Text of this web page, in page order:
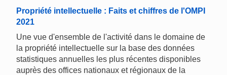
Propriété intellectuelle : Faits et chiffres de l'OMPI
2021
Une vue d'ensemble de l'activité dans le domaine de
la propriété intellectuelle sur la base des données
statistiques annuelles les plus récentes disponibles
auprès des offices nationaux et régionaux de la